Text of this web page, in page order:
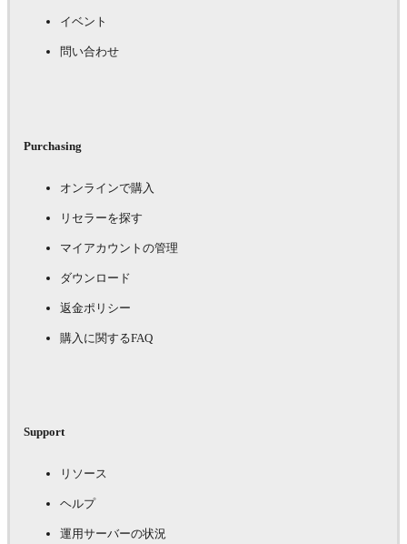
イベント
問い合わせ
Purchasing
オンラインで購入
リセラーを探す
マイアカウントの管理
ダウンロード
返金ポリシー
購入に関するFAQ
Support
リソース
ヘルプ
運用サーバーの状況